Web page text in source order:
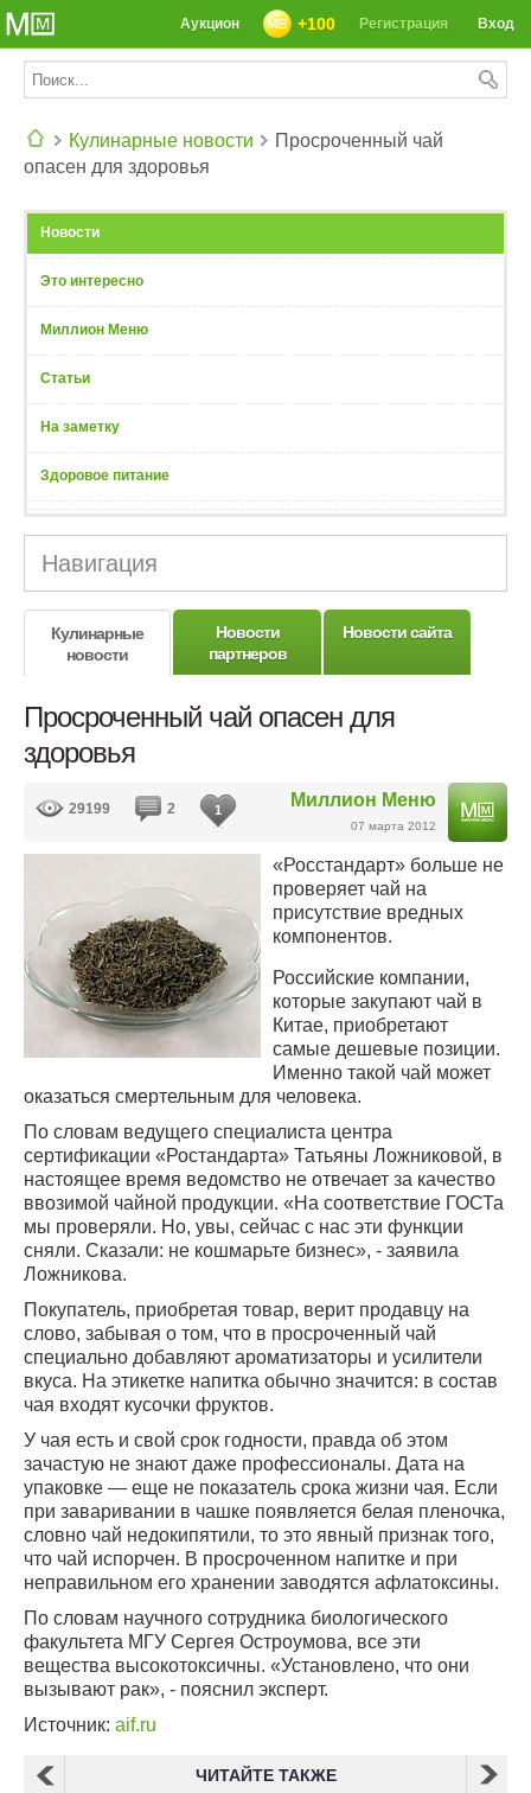
Вход
Регистрация
+100
Аукцион
Кулинарные новости
Просроченный чай
опасен для здоровья
Новости
Это интересно
Миллион Меню
Статьи
На заметку
Здоровое питание
Навигация
Кулинарные
новости
Новости
партнеров
Новости сайта
Просроченный чай опасен для
здоровья
Миллион Меню
07 марта 2012
29199 2 1
«Росстандарт» больше не
проверяет чай на
присутствие вредных
компонентов.
Российские компании,
которые закупают чай в
Китае, приобретают
самые дешевые позиции.
Именно такой чай может
оказаться смертельным для человека.
По словам ведущего специалиста центра
сертификации «Ростандарта» Татьяны Ложниковой, в
настоящее время ведомство не отвечает за качество
ввозимой чайной продукции. «На соответствие ГОСТа
мы проверяли. Но, увы, сейчас с нас эти функции
сняли. Сказали: не кошмарьте бизнес», - заявила
Ложникова.
Покупатель, приобретая товар, верит продавцу на
слово, забывая о том, что в просроченный чай
специально добавляют ароматизаторы и усилители
вкуса. На этикетке напитка обычно значится: в состав
чая входят кусочки фруктов.
У чая есть и свой срок годности, правда об этом
зачастую не знают даже профессионалы. Дата на
упаковке — еще не показатель срока жизни чая. Если
при заваривании в чашке появляется белая пленочка,
словно чай недокипятили, то это явный признак того,
что чай испорчен. В просроченном напитке и при
неправильном его хранении заводятся афлатоксины.
По словам научного сотрудника биологического
факультета МГУ Сергея Остроумова, все эти
вещества высокотоксичны. «Установлено, что они
вызывают рак», - пояснил эксперт.
Источник: aif.ru
ЧИТАЙТЕ ТАКЖЕ